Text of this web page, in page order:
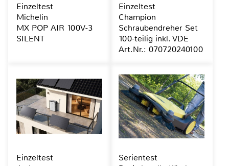
Einzeltest
Michelin
MX POP AIR 100V-3
SILENT
Einzeltest
Champion
Schraubendreher Set
100-teilig inkl. VDE
Art.Nr.: 070720240100
Einzeltest
Serientest